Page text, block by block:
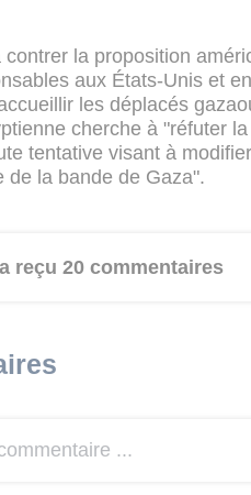
contrer la proposition
aux États-Unis et
les déplacés
cherche à "réfuter
tentative visant à
de la bande de Gaza".
reçu 20 commentaires
...